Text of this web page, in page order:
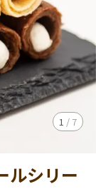
1 / 7
ルシリー